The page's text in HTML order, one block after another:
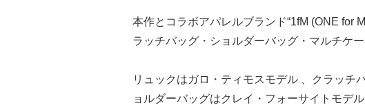
本作とコラボアパレルブランド“1fM (ONE for
ラッチバッグ・ショルダーバッグ・マルチケ
リュックはガロ・ティモスモデル 、クラッチ
ョルダーバッグはクレイ・フォーサイトモデ